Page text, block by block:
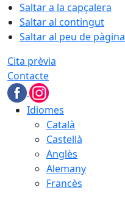
Saltar a la capçalera
Saltar al contingut
Saltar al peu de pàgina
Cita prèvia
Contacte
Idiomes
Català
Castellà
Anglès
Alemany
Francès